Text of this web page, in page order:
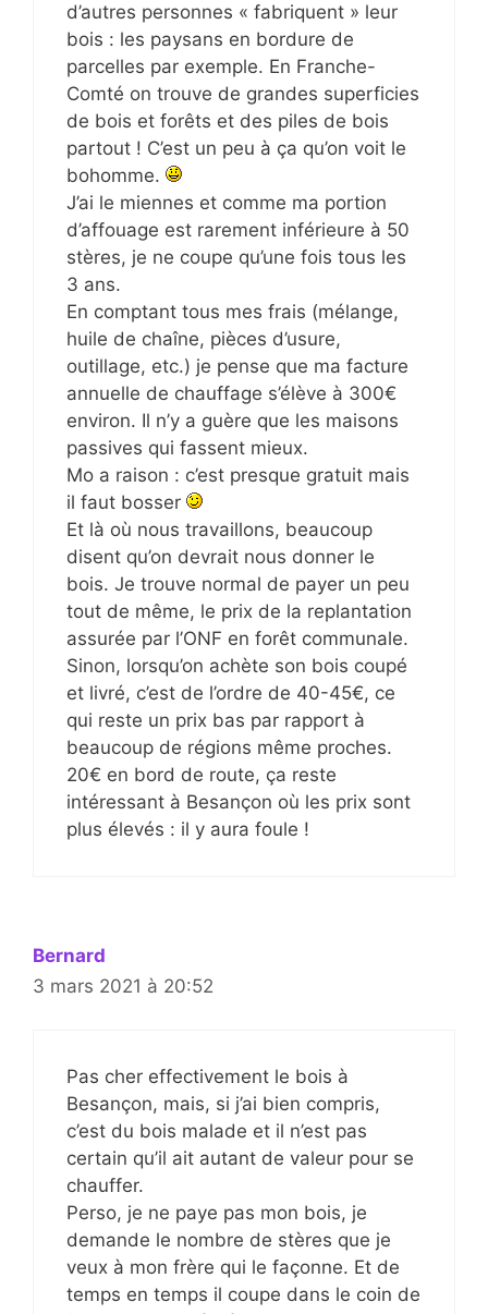
d’autres personnes « fabriquent » leur
bois : les paysans en bordure de
parcelles par exemple. En Franche-
Comté on trouve de grandes superficies
de bois et forêts et des piles de bois
partout ! C’est un peu à ça qu’on voit le
bohomme.
J’ai le miennes et comme ma portion
d’affouage est rarement inférieure à 50
stères, je ne coupe qu’une fois tous les
3 ans.
En comptant tous mes frais (mélange,
huile de chaîne, pièces d’usure,
outillage, etc.) je pense que ma facture
annuelle de chauffage s’élève à 300€
environ. Il n’y a guère que les maisons
passives qui fassent mieux.
Mo a raison : c’est presque gratuit mais
il faut bosser
Et là où nous travaillons, beaucoup
disent qu’on devrait nous donner le
bois. Je trouve normal de payer un peu
tout de même, le prix de la replantation
assurée par l’ONF en forêt communale.
Sinon, lorsqu’on achète son bois coupé
et livré, c’est de l’ordre de 40-45€, ce
qui reste un prix bas par rapport à
beaucoup de régions même proches.
20€ en bord de route, ça reste
intéressant à Besançon où les prix sont
plus élevés : il y aura foule !
Bernard
3 mars 2021 à 20:52
Pas cher effectivement le bois à
Besançon, mais, si j’ai bien compris,
c’est du bois malade et il n’est pas
certain qu’il ait autant de valeur pour se
chauffer.
Perso, je ne paye pas mon bois, je
demande le nombre de stères que je
veux à mon frère qui le façonne. Et de
temps en temps il coupe dans le coin de